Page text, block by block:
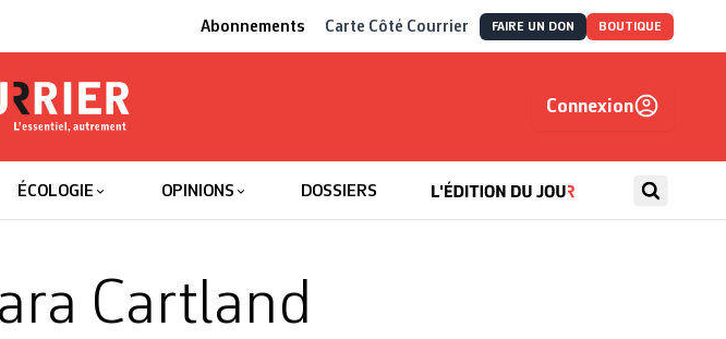
Abonnements Carte Côté Courrier FAIRE UN DON BOUTIQUE
Connexion
ÉCOLOGIE OPINIONS DOSSIERS
Cartland